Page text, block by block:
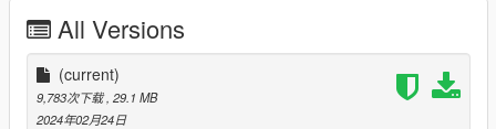
All Versions
(current)
9,783次下载 , 29.1 MB
2024年02月24日